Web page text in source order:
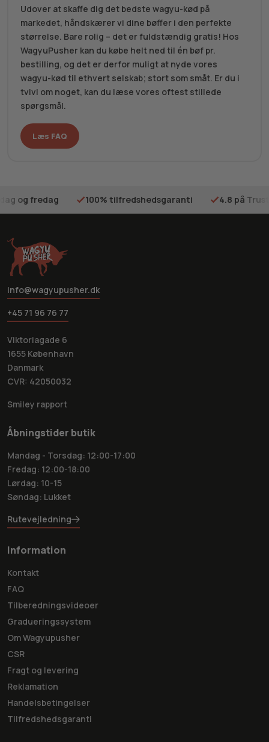
Udover at skaffe dig det bedste wagyu-kød på
markedet, håndskærer vi dine bøffer i den perfekte
størrelse. Bare rolig – det er fuldstændig gratis! Hos
WagyuPusher kan du købe helt ned til én bøf pr.
bestilling, og det er derfor muligt at nyde vores
wagyu-kød til ethvert selskab; stort som småt. Er du i
tvivl om noget, kan du læse vores oftest stillede
spørgsmål.
Læs FAQ
4.8 på Trustpilot Gratis fragt på
info@wagyupusher.dk
+45 71 96 76 77
Viktoriagade 6
1655 København
Danmark
CVR: 42050032
Smiley rapport
Åbningstider butik
Mandag - Torsdag: 12:00-17:00
Fredag: 12:00-18:00
Lørdag: 10-15
Søndag: Lukket
Rutevejledning
Information
Kontakt
FAQ
Tilberedningsvideoer
Gradueringssystem
Om Wagyupusher
CSR
Fragt og levering
Reklamation
Handelsbetingelser
Tilfredshedsgaranti